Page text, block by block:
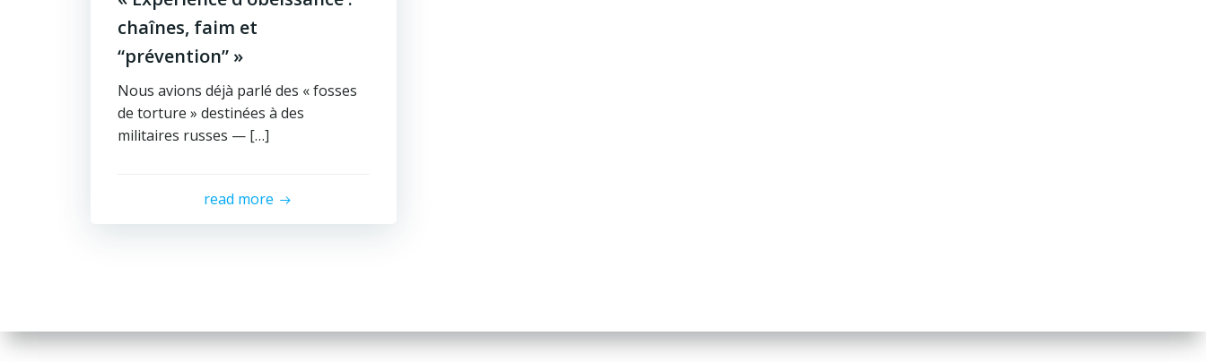
chaînes, faim et
“prévention” »
Nous avions déjà parlé des « fosses
de torture » destinées à des
militaires russes — […]
read more